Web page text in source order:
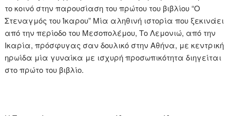
το κοινό στην παρουσίαση του πρώτου του βιβλίου “Ο
Στεναγμός του Ίκαρου” Μία αληθινή ιστορία που ξεκινάει
από την περίοδο του Μεσοπολέμου, Το Λεμονιώ, από την
Ικαρία, πρόσφυγας σαν δουλικό στην Αθήνα, με κεντρική
ηρωίδα μία γυναίκα με ισχυρή προσωπικότητα διηγείται
στο πρώτο του βιβλίο.